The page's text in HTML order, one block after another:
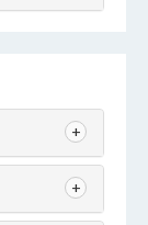
+
+